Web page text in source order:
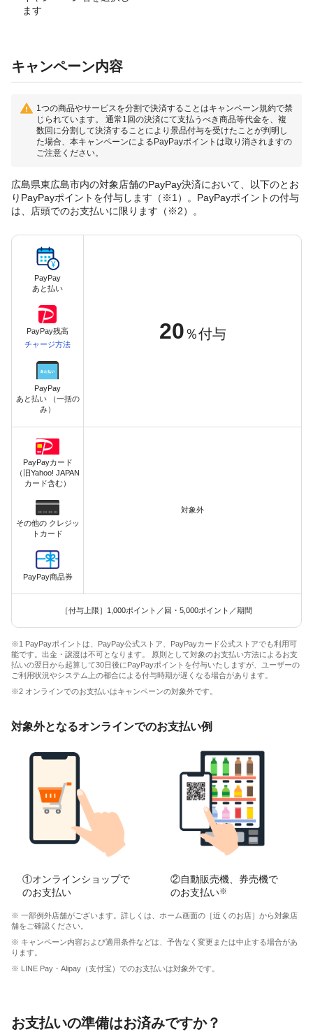
ます
キャンペーン内容
1つの商品やサービスを分割で決済することはキャンペーン規約で禁
じられています。 通常1回の決済にて支払うべき商品等代金を、複
数回に分割して決済することにより景品付与を受けたことが判明し
た場合、本キャンペーンによるPayPayポイントは取り消されますの
ご注意ください。
広島県東広島市内の対象店舗のPayPay決済において、以下のとお
りPayPayポイントを付与します（※1）。PayPayポイントの付与
は、店頭でのお支払いに限ります（※2）。
PayPay
あと払い
PayPay残高
チャージ方法
PayPay
あと払い （一括の
み）
20 ％付与
PayPayカード
（旧Yahoo! JAPAN
カード含む）
その他の クレジッ
トカード
PayPay商品券
対象外
［付与上限］1,000ポイント／回・5,000ポイント／期間
※1 PayPayポイントは、PayPay公式ストア、PayPayカード公式ストアでも利用可
能です。出金・譲渡は不可となります。 原則として対象のお支払い方法によるお支
払いの翌日から起算して30日後にPayPayポイントを付与いたしますが、ユーザーの
ご利用状況やシステム上の都合による付与時期が遅くなる場合があります。
※2 オンラインでのお支払いはキャンペーンの対象外です。
対象外となるオンラインでのお支払い例
①オンラインショップで
のお支払い
②自動販売機、券売機で
のお支払い※
※ 一部例外店舗がございます。詳しくは、ホーム画面の［近くのお店］から対象店
舗をご確認ください。
※ キャンペーン内容および適用条件などは、予告なく変更または中止する場合があ
ります。
※ LINE Pay・Alipay（支付宝）でのお支払いは対象外です。
お支払いの準備はお済みですか？